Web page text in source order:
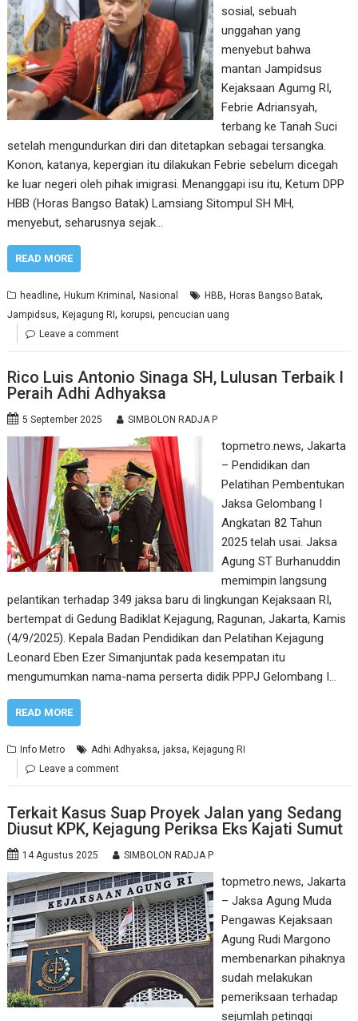
sosial, sebuah
unggahan yang
menyebut bahwa
mantan Jampidsus
Kejaksaan Agumg RI,
Febrie Adriansyah,
terbang ke Tanah Suci
setelah mengundurkan diri dan ditetapkan sebagai tersangka.
Konon, katanya, kepergian itu dilakukan Febrie sebelum dicegah
ke luar negeri oleh pihak imigrasi. Menanggapi isu itu, Ketum DPP
HBB (Horas Bangso Batak) Lamsiang Sitompul SH MH,
menyebut, seharusnya sejak…
READ MORE
headline,Hukum Kriminal,Nasional HBB,Horas Bangso Batak,
Jampidsus,Kejagung RI,korupsi,pencucian uang
Leave a comment
Rico Luis Antonio Sinaga SH, Lulusan Terbaik I
Peraih Adhi Adhyaksa
5 September 2025 SIMBOLON RADJA P
topmetro.news, Jakarta
– Pendidikan dan
Pelatihan Pembentukan
Jaksa Gelombang I
Angkatan 82 Tahun
2025 telah usai. Jaksa
Agung ST Burhanuddin
memimpin langsung
pelantikan terhadap 349 jaksa baru di lingkungan Kejaksaan RI,
bertempat di Gedung Badiklat Kejagung, Ragunan, Jakarta, Kamis
(4/9/2025). Kepala Badan Pendidikan dan Pelatihan Kejagung
Leonard Eben Ezer Simanjuntak pada kesempatan itu
mengumumkan nama-nama perserta didik PPPJ Gelombang I…
READ MORE
Info Metro Adhi Adhyaksa,jaksa,Kejagung RI
Leave a comment
Terkait Kasus Suap Proyek Jalan yang Sedang
Diusut KPK, Kejagung Periksa Eks Kajati Sumut
14 Agustus 2025 SIMBOLON RADJA P
topmetro.news, Jakarta
– Jaksa Agung Muda
Pengawas Kejaksaan
Agung Rudi Margono
membenarkan pihaknya
sudah melakukan
pemeriksaan terhadap
sejumlah petinggi